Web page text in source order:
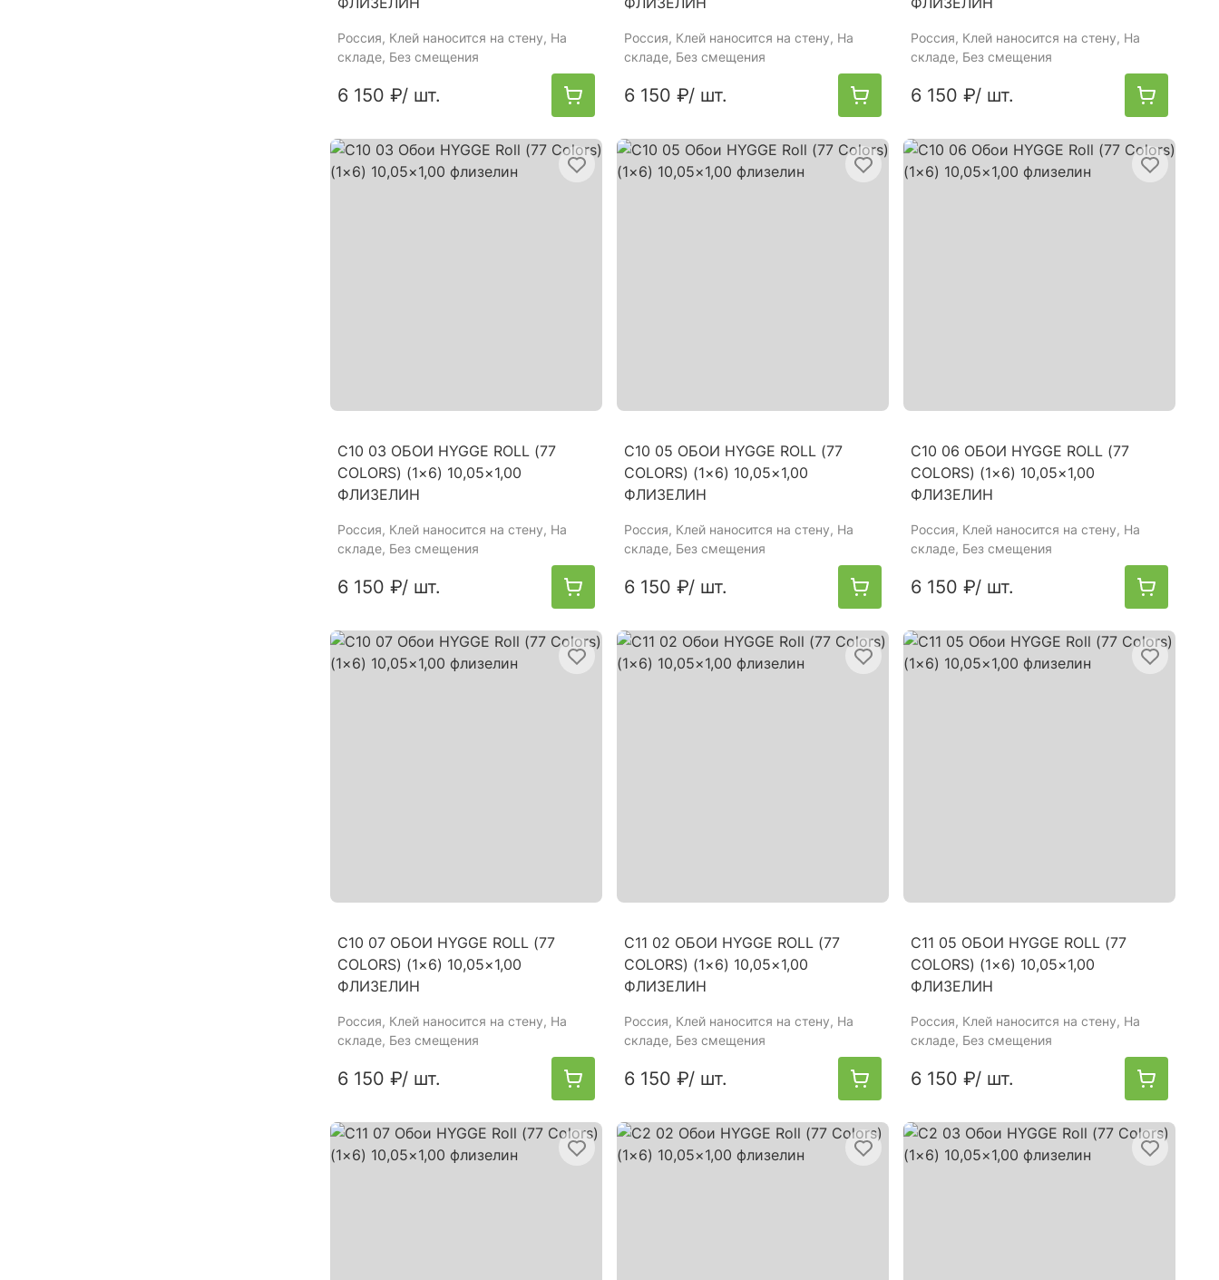
Россия, Клей наносится на стену, На
складе, Без смещения
6 150 ₽/ шт.
Россия, Клей наносится на стену, На
складе, Без смещения
6 150 ₽/ шт.
Россия, Клей наносится на стену, На
складе, Без смещения
6 150 ₽/ шт.
C10 03 ОБОИ HYGGE ROLL (77
COLORS) (1×6) 10,05×1,00
ФЛИЗЕЛИН
Россия, Клей наносится на стену, На
складе, Без смещения
6 150 ₽/ шт.
C10 05 ОБОИ HYGGE ROLL (77
COLORS) (1×6) 10,05×1,00
ФЛИЗЕЛИН
Россия, Клей наносится на стену, На
складе, Без смещения
6 150 ₽/ шт.
C10 06 ОБОИ HYGGE ROLL (77
COLORS) (1×6) 10,05×1,00
ФЛИЗЕЛИН
Россия, Клей наносится на стену, На
складе, Без смещения
6 150 ₽/ шт.
C10 07 ОБОИ HYGGE ROLL (77
COLORS) (1×6) 10,05×1,00
ФЛИЗЕЛИН
Россия, Клей наносится на стену, На
складе, Без смещения
6 150 ₽/ шт.
C11 02 ОБОИ HYGGE ROLL (77
COLORS) (1×6) 10,05×1,00
ФЛИЗЕЛИН
Россия, Клей наносится на стену, На
складе, Без смещения
6 150 ₽/ шт.
C11 05 ОБОИ HYGGE ROLL (77
COLORS) (1×6) 10,05×1,00
ФЛИЗЕЛИН
Россия, Клей наносится на стену, На
складе, Без смещения
6 150 ₽/ шт.